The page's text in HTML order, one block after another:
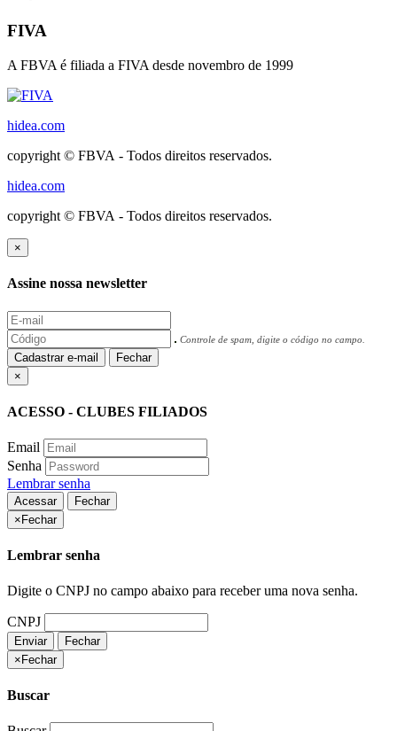
FIVA
A FBVA é filiada a FIVA desde novembro de 1999
hidea.com
copyright © FBVA - Todos direitos reservados.
hidea.com
copyright © FBVA - Todos direitos reservados.
×
Assine nossa newsletter
Controle de spam, digite o código no campo.
Cadastrar e-mail
Fechar
×
ACESSO - CLUBES FILIADOS
Email
Senha
Lembrar senha
Acessar
Fechar
× Fechar
Lembrar senha
Digite o CNPJ no campo abaixo para receber uma nova senha.
CNPJ
Enviar
Fechar
×Fechar
Buscar